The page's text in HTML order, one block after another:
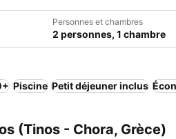
Personnes et chambres
2 personnes, 1 chambre
Piscine Petit déjeuner inclus
(Tinos - Chora, Grèce)